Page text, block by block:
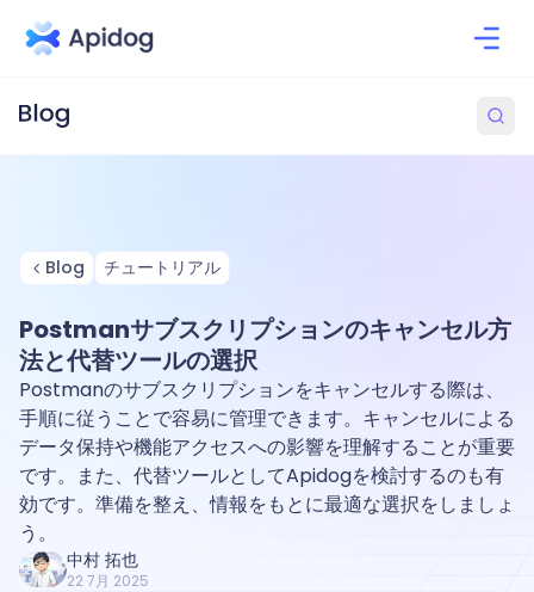
Blog チュートリアル
Postmanサブスクリプションのキャンセル方
法と代替ツールの選択
Postmanのサブスクリプションをキャンセルする際は、
手順に従うことで容易に管理できます。キャンセルによる
データ保持や機能アクセスへの影響を理解することが重要
です。また、代替ツールとしてApidogを検討するのも有
効です。準備を整え、情報をもとに最適な選択をしましょ
う。
中村 拓也
22 7月 2025